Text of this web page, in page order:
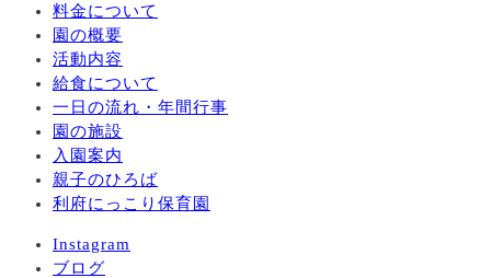
料金について
園の概要
活動内容
給食について
一日の流れ・年間行事
園の施設
入園案内
親子のひろば
利府にっこり保育園
Instagram
ブログ